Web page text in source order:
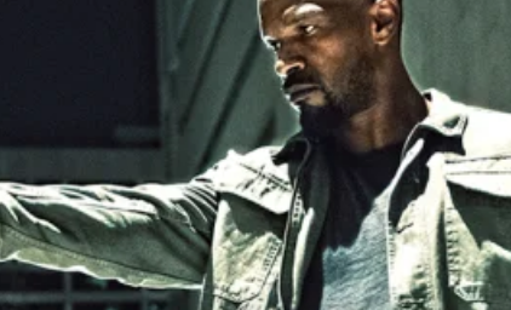
Es
País